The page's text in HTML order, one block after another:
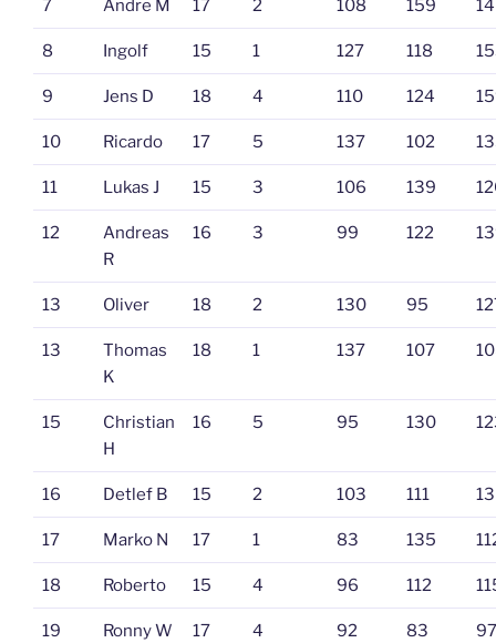
7 Andre M 17 2 108 159
8 Ingolf 15 1 127 118
9 Jens D 18 4 110 124
10 Ricardo 17 5 137 102
11 Lukas J 15 3 106 139
12
Andreas
R
16 3 99 122
13 Oliver 18 2 130 95
13
Thomas
K
18 1 137 107
15
Christian
H
16 5 95 130
16 Detlef B 15 2 103 111
17 Marko N 17 1 83 135
18 Roberto 15 4 96 112
19 Ronny W 17 4 92 83 97